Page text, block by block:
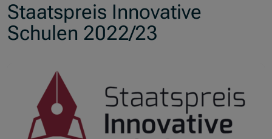
Staatspreis Innovative
Schulen 2022/23